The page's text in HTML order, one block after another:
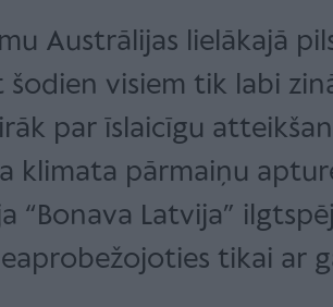
Austrālijas lielākajā
šodien visiem tik labi
par īslaicīgu
klimata pārmaiņu
Latvija”
tikai ar